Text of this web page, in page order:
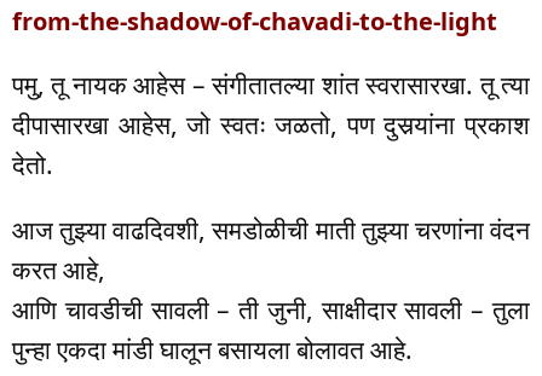
from-the-shadow-of-chavadi-to-the-light
पमु, तू नायक आहेस – संगीतातल्या शांत स्वरासारखा. तू त्या
दीपासारखा आहेस, जो स्वतः जळतो, पण दुसर्‍यांना प्रकाश
देतो.
आज तुझ्या वाढदिवशी, समडोळीची माती तुझ्या चरणांना वंदन
करत आहे,
आणि चावडीची सावली – ती जुनी, साक्षीदार सावली – तुला
पुन्हा एकदा मांडी घालून बसायला बोलावत आहे.